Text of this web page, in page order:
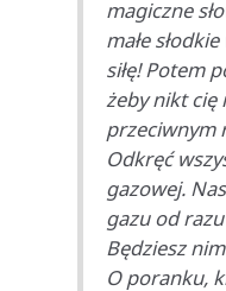
magiczne
małe
siłę! Potem
żeby nikt cię
przeciwnym
Odkręć
gazowej.
gazu od
Będziesz
O poranku,